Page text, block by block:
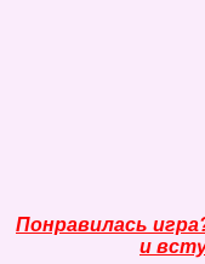
Понравилась
и